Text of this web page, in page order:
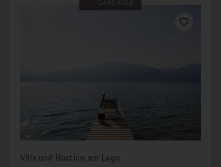
GARDASEE
Villa und Rustico am Lago